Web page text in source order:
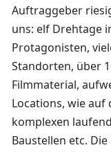
Auftraggeber
uns: elf Drehtage
Protagonisten,
Standorten, über
Filmmaterial,
Locations, wie auf
komplexen
Baustellen etc.